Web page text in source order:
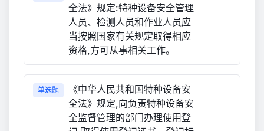
全法》规定:特种设备安全管理
人员、检测人员和作业人员应
当按照国家有关规定取得相应
资格,方可从事相关工作。
单选题
《中华人民共和国特种设备安
全法》规定,向负责特种设备安
全监督管理的部门办理使用登